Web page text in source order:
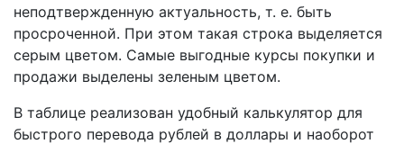
неподтвержденную актуальность, т. е. быть
просроченной. При этом такая строка выделяется
серым цветом. Самые выгодные курсы покупки и
продажи выделены зеленым цветом.
В таблице реализован удобный калькулятор для
быстрого перевода рублей в доллары и наоборот